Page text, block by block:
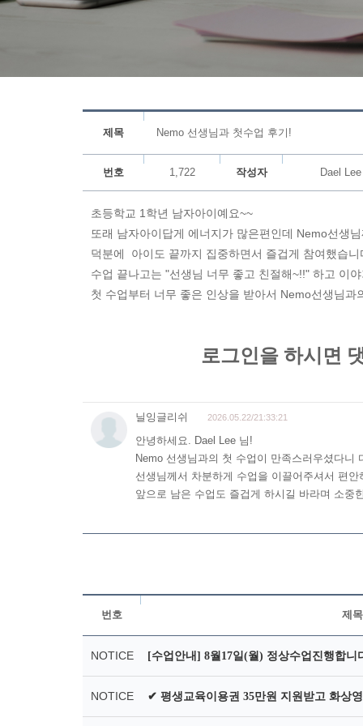
제목 Nemo 선생님과 첫수업 후기!
번호 1,722 작성자 Dael Lee
초등학교 1학년 남자아이예요~~
또래 남자아이답게 에너지가 많은편인데 Nemo선생
덕분에 아이도 끝까지 집중하면서 즐겁게 참여했습니
수업 끝나고는 "선생님 너무 좋고 친절해~!!" 하고 이
첫 수업부터 너무 좋은 인상을 받아서 Nemo선생님